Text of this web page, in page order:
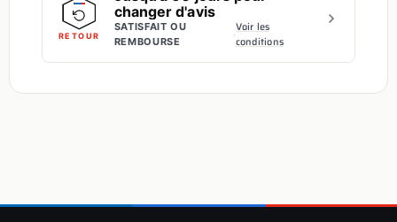
RETOUR
changer d'avis
SATISFAIT OU
REMBOURSE
·Voir les
conditions